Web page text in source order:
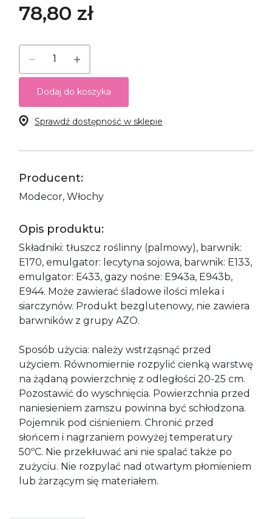
78,80 zł
Dodaj do koszyka
Sprawdź dostępność w sklepie
Producent:
Modecor, Włochy
Opis produktu:
Składniki: tłuszcz roślinny (palmowy), barwnik:
E170, emulgator: lecytyna sojowa, barwnik: E133,
emulgator: E433, gazy nośne: E943a, E943b,
E944. Może zawierać śladowe ilości mleka i
siarczynów. Produkt bezglutenowy, nie zawiera
barwników z grupy AZO.
Sposób użycia: należy wstrząsnąć przed
użyciem. Równomiernie rozpylić cienką warstwę
na żądaną powierzchnię z odległości 20-25 cm.
Pozostawić do wyschnięcia. Powierzchnia przed
naniesieniem zamszu powinna być schłodzona.
Pojemnik pod ciśnieniem. Chronić przed
słońcem i nagrzaniem powyżej temperatury
50ºC. Nie przekłuwać ani nie spalać także po
zużyciu. Nie rozpylać nad otwartym płomieniem
lub żarzącym się materiałem.